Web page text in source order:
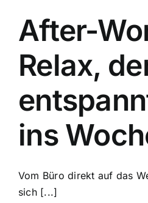
After-
Relax,
ins
Vom Büro direkt auf das
sich [...]